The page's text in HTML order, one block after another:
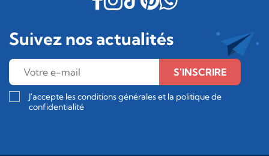
Suivez nos actualités
S'INSCRIRE
J'accepte les conditions générales et la politique de
confidentialité